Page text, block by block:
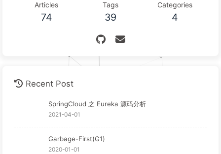
Articles
74
Tags
39
Categories
4
Recent Post
SpringCloud 之 Eureka 源码分析
2021-04-01
Garbage-First(G1)
2020-01-01